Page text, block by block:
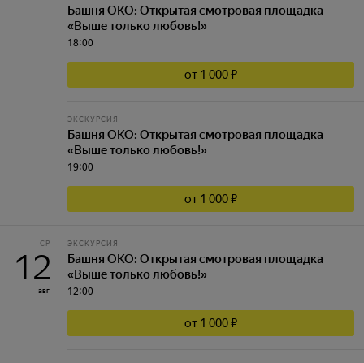
Башня ОКО: Открытая смотровая площадка
«Выше только любовь!»
18:00
от 1 000 ₽
ЭКСКУРСИЯ
Башня ОКО: Открытая смотровая площадка
«Выше только любовь!»
19:00
от 1 000 ₽
СР
12
авг
ЭКСКУРСИЯ
Башня ОКО: Открытая смотровая площадка
«Выше только любовь!»
12:00
от 1 000 ₽